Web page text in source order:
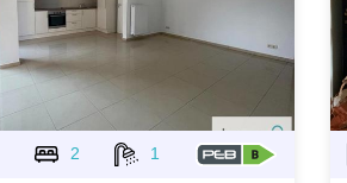
2 1